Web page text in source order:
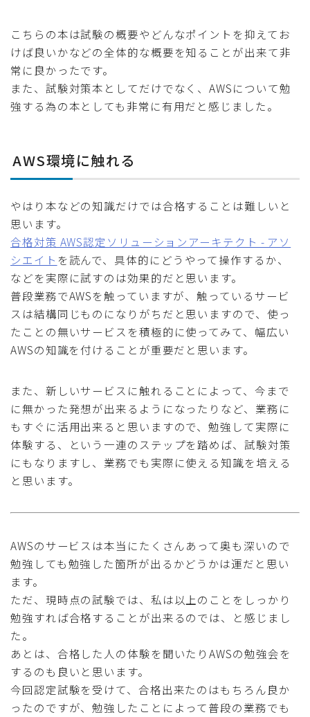
こちらの本は試験の概要やどんなポイントを抑えてお
けば良いかなどの全体的な概要を知ることが出来て非
常に良かったです。
また、試験対策本としてだけでなく、AWSについて勉
強する為の本としても非常に有用だと感じました。
AWS環境に触れる
やはり本などの知識だけでは合格することは難しいと
思います。
合格対策 AWS認定ソリューションアーキテクト - アソ
シエイト を読んで、具体的にどうやって操作するか、
などを実際に試すのは効果的だと思います。
普段業務でAWSを触っていますが、触っているサービ
スは結構同じものになりがちだと思いますので、使っ
たことの無いサービスを積極的に使ってみて、幅広い
AWSの知識を付けることが重要だと思います。
また、新しいサービスに触れることによって、今まで
に無かった発想が出来るようになったりなど、業務に
もすぐに活用出来ると思いますので、勉強して実際に
体験する、という一連のステップを踏めば、試験対策
にもなりますし、業務でも実際に使える知識を培える
と思います。
AWSのサービスは本当にたくさんあって奥も深いので
勉強しても勉強した箇所が出るかどうかは運だと思い
ます。
ただ、現時点の試験では、私は以上のことをしっかり
勉強すれば合格することが出来るのでは、と感じまし
た。
あとは、合格した人の体験を聞いたりAWSの勉強会を
するのも良いと思います。
今回認定試験を受けて、合格出来たのはもちろん良か
ったのですが、勉強したことによって普段の業務でも